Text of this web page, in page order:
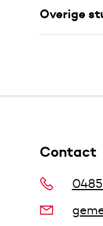
Overige
Contact